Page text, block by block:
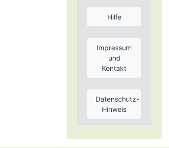
Hilfe
Impressum
und
Kontakt
Datenschutz-
Hinweis